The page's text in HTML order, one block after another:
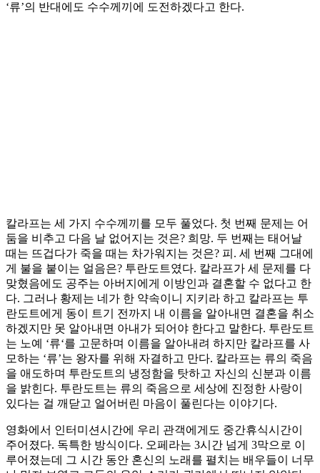
‘류’의 반대에도 수수께끼에 도전하겠다고 한다.
칼라프는 세 가지 수수께끼를 모두 풀었다. 첫 번째 문제는 어
둠을 비추고 다음 날 없어지는 것은? 희망. 두 번째는 태어날
때는 뜨겁다가 죽을 때는 차가워지는 것은? 피. 세 번째 그대에
게 불을 붙이는 얼음은? 투란도트였다. 칼라프가 세 문제를 다
맞혔음에도 공주는 아버지에게 이방인과 결혼할 수 없다고 한
다. 그러나 황제는 네가 한 약속이니 지키라 하고 칼라프는 투
란도트에게 동이 트기 전까지 내 이름을 알아내면 결혼을 취소
하겠지만 못 알아내면 아내가 되어야 한다고 말한다. 투란도트
는 노예 ‘류‘를 고문하며 이름을 알아내려 하지만 칼라프를 사
모하는 ‘류’는 왕자를 위해 자결하고 만다. 칼라프는 류의 죽음
을 애도하며 투란도트의 냉정함을 탓하고 자신의 신분과 이름
을 밝힌다. 투란도트는 류의 죽음으로 세상에 진정한 사랑이
있다는 걸 깨닫고 얼어버린 마음이 풀린다는 이야기다.
영화에서 인터미션시간에 우리 관객에게도 중간휴식시간이
주어졌다. 독특한 방식이다. 오페라는 3시간 넘게 3막으로 이
루어졌는데 그 시간 동안 혼신의 노래를 펼치는 배우들이 너무